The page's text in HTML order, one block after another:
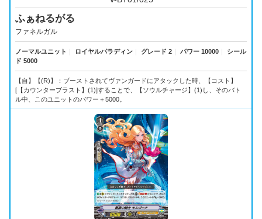
ふぁねるがる
ファネルガル
ノーマルユニット ロイヤルパラディン グレード 2 パワー 10000
シール
ド 5000
【自】【(R)】：ブーストされてヴァンガードにアタックした時、【コスト】
[【カウンターブラスト】(1)]することで、【ソウルチャージ】(1)し、そのバト
ル中、このユニットのパワー＋5000。